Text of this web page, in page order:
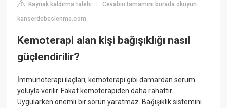
Kaynak kaldırma talebi |Cevabın tamamını burada okuyun:
kanserdebeslenme.com
Kemoterapi alan kişi bağışıklığı nasıl
güçlendirilir?
İmmünoterapi ilaçları, kemoterapi gibi damardan serum
yoluyla verilir. Fakat kemoterapiden daha rahattır.
Uygularken önemli bir sorun yaratmaz. Bağışıklık sistemini